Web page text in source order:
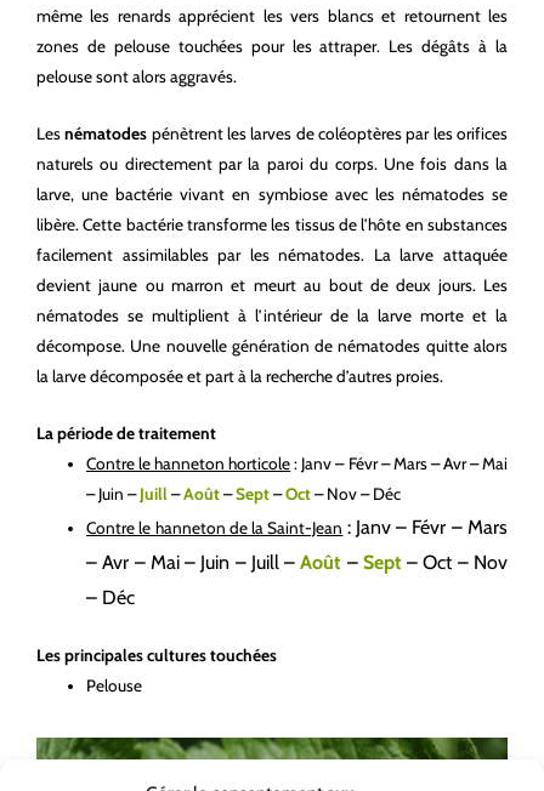
même les renards apprécient les vers blancs et retournent les
zones de pelouse touchées pour les attraper. Les dégâts à la
pelouse sont alors aggravés.
Lesnématodes pénètrent les larves de coléoptères par les orifices
naturels ou directement par la paroi du corps. Une fois dans la
larve, une bactérie vivant en symbiose avec les nématodes se
libère. Cette bactérie transforme les tissus de l’hôte en substances
facilement assimilables par les nématodes. La larve attaquée
devient jaune ou marron et meurt au bout de deux jours. Les
nématodes se multiplient à l’intérieur de la larve morte et la
décompose. Une nouvelle génération de nématodes quitte alors
la larve décomposée et part à la recherche d’autres proies.
La période de traitement
Contre le hanneton horticole: Janv – Févr – Mars – Avr – Mai
– Juin –Juill –Août–Sept–Oct– Nov – Déc
Contre le hanneton de la Saint-Jean : Janv – Févr – Mars
– Avr – Mai – Juin – Juill –Août – Sept – Oct – Nov
– Déc
Les principales cultures touchées
Pelouse